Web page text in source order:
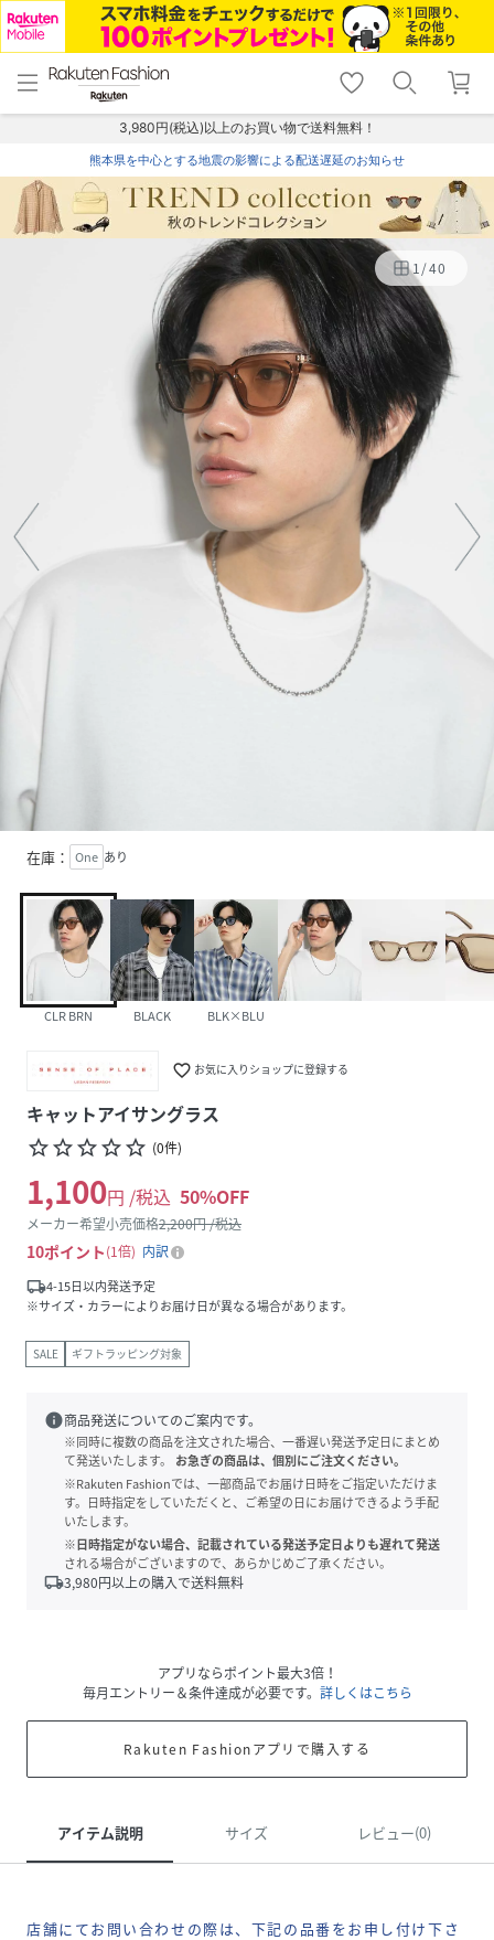
menu home
トップ
shopping_cart lock_outline
ログイン
3,980円(税込)以上のお買い物で送料無料！
熊本県を中心とする地震の影響による配送遅延のお知らせ
1/40
在庫： One あり
CLR BRN BLACK BLK×BLU
favorite_border お気に入りショップに登録する
キャットアイサングラス
star_borderstar_borderstar_borderstar_borderstar_border (0件)
1,100円 /税込 50%OFF
メーカー希望小売価格2,200円 /税込
10ポイント 1倍
内訳
local_shipping4-15日以内発送予定
※サイズ・カラーによりお届け日が異なる場合があります。
SALE ギフトラッピング対象
info商品発送についてのご案内です。
※同時に複数の商品を注文された場合、一番遅い発送予定日にまとめ
て発送いたします。
お急ぎの商品は、個別にご注文ください。
※Rakuten Fashionでは、一部商品でお届け日時をご指定いただけま
す。日時指定をしていただくと、ご希望の日にお届けできるよう手配
いたします。
※日時指定がない場合、記載されている発送予定日よりも遅れて発送
される場合がございますので、あらかじめご了承ください。
local_shipping3,980円以上の購入で送料無料
アプリならポイント最大3倍！
毎月エントリー＆条件達成が必要です。 詳しくはこちら
Rakuten Fashionアプリで購入する
アイテム説明 サイズ レビュー(0)
店舗にてお問い合わせの際は、下記の品番をお申し付け下さ